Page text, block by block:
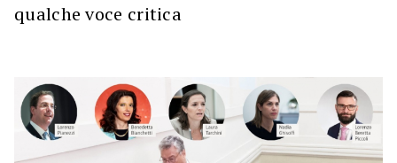
qualche voce critica